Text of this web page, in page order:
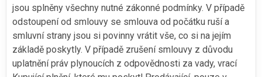
jsou splněny všechny nutné zákonné podmínky. V případě
odstoupení od smlouvy se smlouva od počátku ruší a
smluvní strany jsou si povinny vrátit vše, co si na jejím
základě poskytly. V případě zrušení smlouvy z důvodu
uplatnění práv plynoucích z odpovědnosti za vady, vrací